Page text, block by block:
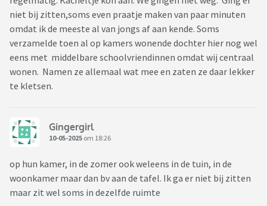
niet bij zitten,soms even praatje maken van paar minuten
omdat ik de meeste al van jongs af aan kende. Soms
verzamelde toen al op kamers wonende dochter hier nog wel
eens met middelbare schoolvriendinnen omdat wij centraal
wonen. Namen ze allemaal wat mee en zaten ze daar lekker
te kletsen.
Gingergirl
10-05-2025 om 18:26
op hun kamer, in de zomer ook weleens in de tuin, in de
woonkamer maar dan bv aan de tafel. Ik ga er niet bij zitten
maar zit wel soms in dezelfde ruimte